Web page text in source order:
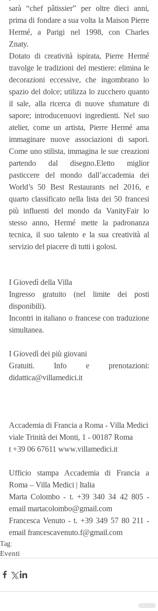
sarà “chef pâtissier” per oltre dieci anni,
prima di fondare a sua volta la Maison Pierre
Hermé, a Parigi nel 1998, con Charles
Znaty.
Dotato di creatività ispirata, Pierre Hermé
travolge le tradizioni del mestiere: elimina le
decorazioni eccessive, che ingombrano lo
spazio del dolce; utilizza lo zucchero quanto
il sale, alla ricerca di nuove sfumature di
sapore; introducenuovi ingredienti. Nel suo
atelier, come un artista, Pierre Hermé ama
immaginare nuove associazioni di sapori.
Come uno stilista, immagina le sue creazioni
partendo dal disegno.Eletto miglior
pasticcere del mondo dall’accademia dei
World’s 50 Best Restaurants nel 2016, e
quarto classificato nella lista dei 50 francesi
più influenti del mondo da VanityFair lo
stesso anno, Hermé mette la padronanza
tecnica, il suo talento e la sua creatività al
servizio del piacere di tutti i golosi.
I Giovedì della Villa
Ingresso gratuito (nel limite dei posti
disponibili).
Incontri in italiano o francese con traduzione
simultanea.
I Giovedì dei più giovani
Gratuiti. Info e prenotazioni:
didattica@villamedici.it
Accademia di Francia a Roma - Villa Medici
viale Trinità dei Monti, 1 - 00187 Roma
t +39 06 67611 www.villamedici.it
Ufficio stampa Accademia di Francia a
Roma – Villa Medici | Italia
Marta Colombo - t. +39 340 34 42 805 -
email martacolombo@gmail.com
Francesca Venuto - t. +39 349 57 80 211 -
email francescavenuto.f@gmail.com
Tag:
Eventi